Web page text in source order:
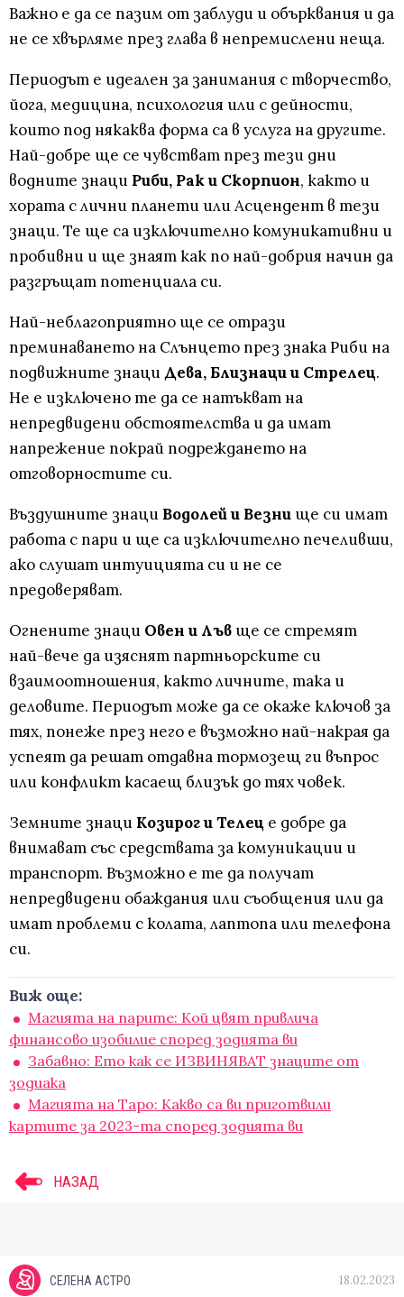
Важно е да се пазим от заблуди и обърквания и да
не се хвърляме през глава в непремислени неща.
Периодът е идеален за занимания с творчество,
йога, медицина, психология или с дейности,
които под някаква форма са в услуга на другите.
Най-добре ще се чувстват през тези дни
водните знаци Риби, Рак и Скорпион, както и
хората с лични планети или Асцендент в тези
знаци. Те ще са изключително комуникативни и
пробивни и ще знаят как по най-добрия начин да
разгръщат потенциала си.
Най-неблагоприятно ще се отрази
преминаването на Слънцето през знака Риби на
подвижните знациДева, Близнаци и Стрелец.
Не е изключено те да се натъкват на
непредвидени обстоятелства и да имат
напрежение покрай подреждането на
отговорностите си.
Въздушните знаци Водолей и Везни ще си имат
работа с пари и ще са изключително печеливши,
ако слушат интуицията си и не се
предоверяват.
Огнените знаци Овен и Лъв ще се стремят
най-вече да изяснят партньорските си
взаимоотношения, както личните, така и
деловите. Периодът може да се окаже ключов за
тях, понеже през него е възможно най-накрая да
успеят да решат отдавна тормозещ ги въпрос
или конфликт касаещ близък до тях човек.
Земните знаци Козирог и Телец е добре да
внимават със средствата за комуникации и
транспорт. Възможно е те да получат
непредвидени обаждания или съобщения или да
имат проблеми с колата, лаптопа или телефона
си.
Виж още:
Магията на парите: Кой цвят привлича
финансово изобилие според зодията ви
Забавно: Ето как се ИЗВИНЯВАТ знаците от
зодиака
Магията на Таро: Какво са ви приготвили
картите за 2023-та според зодията ви
НАЗАД
СЕЛЕНА АСТРО 18.02.2023